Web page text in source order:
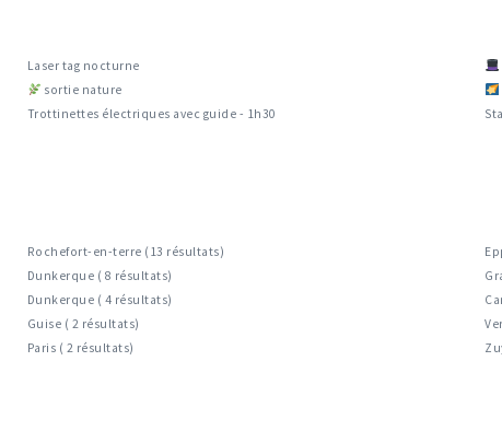
Laser tag nocturne
sortie nature
Trottinettes électriques avec guide - 1h30
Rochefort-en-terre (13 résultats)
Dunkerque ( 8 résultats)
Dunkerque ( 4 résultats)
Guise ( 2 résultats)
Paris ( 2 résultats)